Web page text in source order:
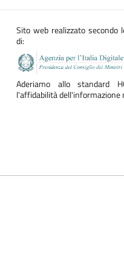
Sito web realizzato secondo
di:
Aderiamo allo standard
l'affidabilità dell'informazione